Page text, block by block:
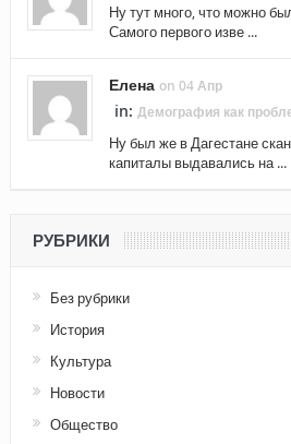
Ну тут много, что можно
Самого первого изве ...
Елена on 04 Апр
in: Демография как
Ну был же в Дагестане
капиталы выдавались на ...
РУБРИКИ
Без рубрики
История
Культура
Новости
Общество